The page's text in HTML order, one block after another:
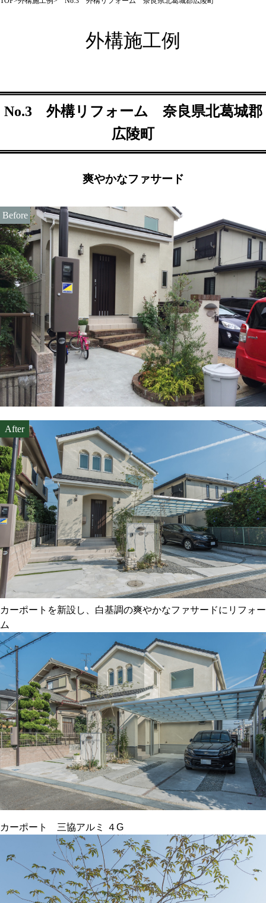
外構施工例
No.3 外構リフォーム 奈良県北葛城郡
広陵町
爽やかなファサード
カーポートを新設し、白基調の爽やかなファサードにリフォー
ム
カーポート 三協アルミ ４G